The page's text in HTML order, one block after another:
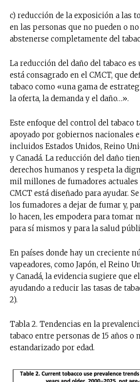
c) reducción de la exposición a las
en las personas que no pueden o
abstenerse completamente del
La reducción del daño del tabaco es
está consagrado en el CMCT, que
tabaco como «una gama de
la oferta, la demanda y el daño…».
Este enfoque del control del tabaco
apoyado por gobiernos nacionales
incluidos Estados Unidos, Reino
y Canadá. La reducción del daño
derechos humanos y respeta la
mil millones de fumadores actuales
CMCT está diseñado para ayudar.
los fumadores a dejar de fumar y,
lo hacen, les empodera para tomar
para sí mismos y para la salud
En países donde hay un creciente
vapeadores, como Japón, el Reino
y Canadá, la evidencia sugiere que
ayudando a reducir las tasas de
2).
Tabla 2. Tendencias en la
tabaco entre personas de 15 años o
estandarizado por edad.